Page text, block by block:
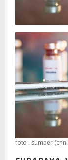
foto : sumber